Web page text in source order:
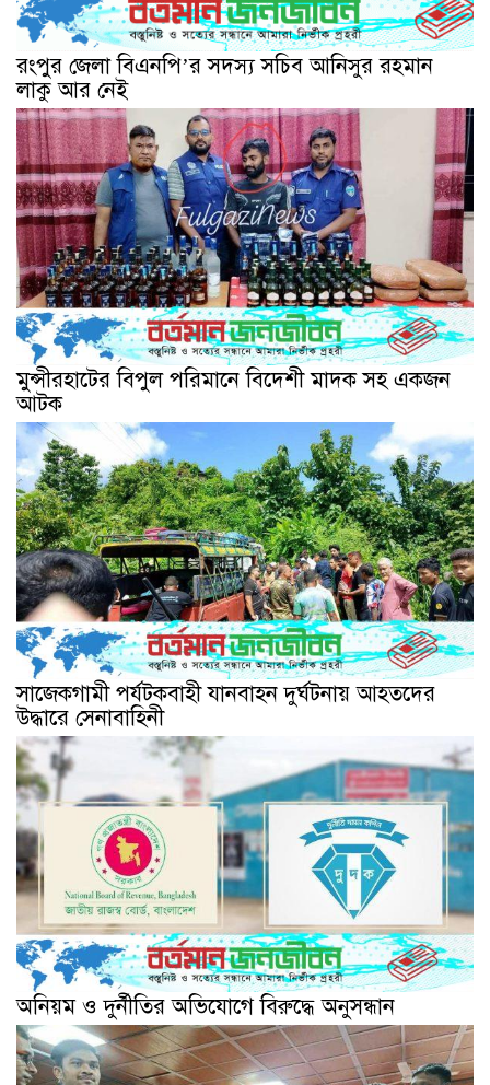
রংপুর জেলা বিএনপি’র সদস্য সচিব আনিসুর রহমান
লাকু আর নেই
মুন্সীরহাটের বিপুল পরিমানে বিদেশী মাদক সহ একজন
আটক
সাজেকগামী পর্যটকবাহী যানবাহন দুর্ঘটনায় আহতদের
উদ্ধারে সেনাবাহিনী
অনিয়ম ও দুর্নীতির অভিযোগে বিরুদ্ধে অনুসন্ধান